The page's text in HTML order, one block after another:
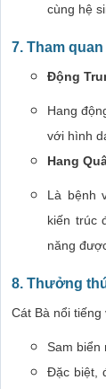
cùng hệ
7. Tham
Động
Hang
với hình
Hang
Là bệnh
kiến trúc
năng
8. Thưởng
Cát Bà nổi
Sam biển
Đặc biệt,